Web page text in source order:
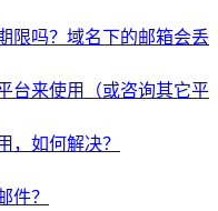
限吗？域名下的邮箱会丢
台来使用（或咨询其它平
，如何解决？
件？